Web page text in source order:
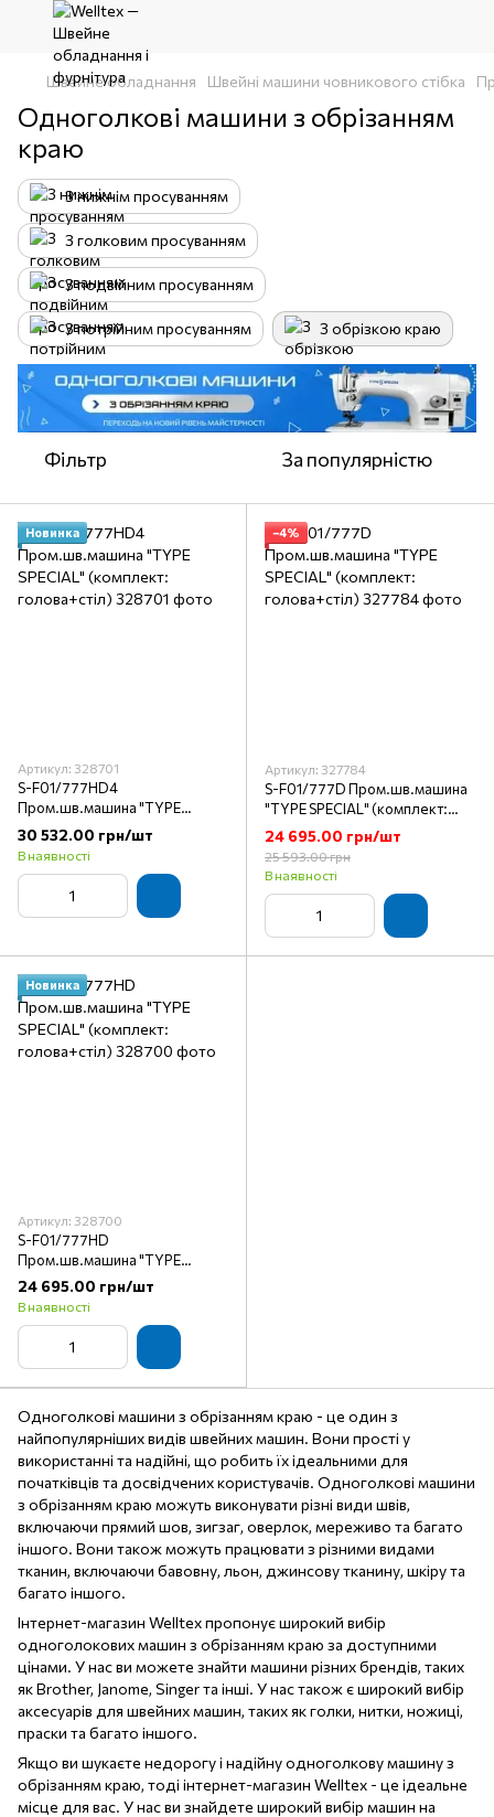
Швейне обладнання Швейні машини човникового стібка
Одноголкові машини з обрізанням
краю
З нижнім просуванням
З голковим просуванням
З подвійним просуванням
З потрійним просуванням З обрізкою краю
Фільтр За популярністю
Новинка
Артикул: 328701
S-F01/777HD4
Пром.шв.машина "TYPE
SPECIAL" (комплект:
голова+стіл)
30 532.00 грн/шт
В наявності
−4%
Артикул: 327784
S-F01/777D Пром.шв.машина
"TYPE SPECIAL" (комплект:
голова+стіл)
24 695.00 грн/шт
25 593.00 грн
В наявності
Новинка
Артикул: 328700
S-F01/777HD
Пром.шв.машина "TYPE
SPECIAL" (комплект:
голова+стіл)
24 695.00 грн/шт
В наявності
Одноголкові машини з обрізанням краю - це один з
найпопулярніших видів швейних машин. Вони прості у
використанні та надійні, що робить їх ідеальними для
початківців та досвідчених користувачів. Одноголкові машини
з обрізанням краю можуть виконувати різні види швів,
включаючи прямий шов, зигзаг, оверлок, мереживо та багато
іншого. Вони також можуть працювати з різними видами
тканин, включаючи бавовну, льон, джинсову тканину, шкіру та
багато іншого.
Інтернет-магазин Welltex пропонує широкий вибір
одноголокових машин з обрізанням краю за доступними
цінами. У нас ви можете знайти машини різних брендів, таких
як Brother, Janome, Singer та інші. У нас також є широкий вибір
аксесуарів для швейних машин, таких як голки, нитки, ножиці,
праски та багато іншого.
Якщо ви шукаєте недорогу і надійну одноголкову машину з
обрізанням краю, тоді інтернет-магазин Welltex - це ідеальне
місце для вас. У нас ви знайдете широкий вибір машин на